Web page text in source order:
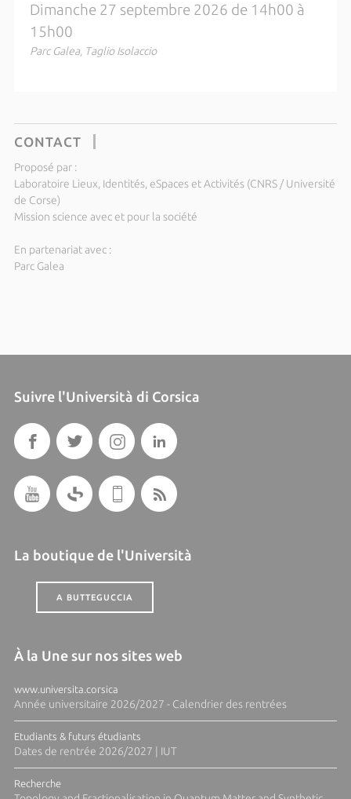
Dimanche 27 septembre 2026 de 14h00 à
15h00
Parc Galea, Taglio Isolaccio
CONTACT
Proposé par :
Laboratoire Lieux, Identités, eSpaces et Activités (CNRS / Université
de Corse)
Mission science avec et pour la société
En partenariat avec :
Parc Galea
Suivre l'Università di Corsica
La boutique de l'Università
A BUTTEGUCCIA
À la Une sur nos sites web
www.universita.corsica
Année universitaire 2026/2027 - Calendrier des rentrées
Etudiants & futurs étudiants
Dates de rentrée 2026/2027 | IUT
Recherche